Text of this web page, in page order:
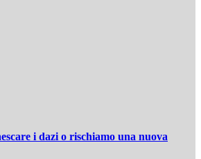
i dazi o rischiamo una nuova